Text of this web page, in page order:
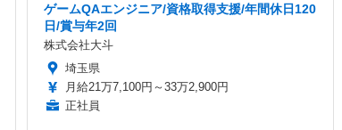
ゲームQAエンジニア/資格取得支援/年間休日120
日/賞与年2回
株式会社大斗
埼玉県
月給21万7,100円～33万2,900円
正社員